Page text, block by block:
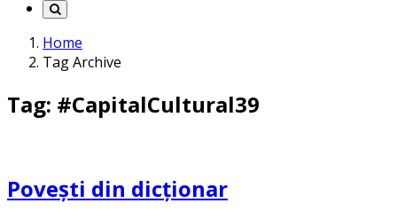
Home
Tag Archive
Tag: #CapitalCultural39
Povești din dicționar